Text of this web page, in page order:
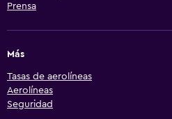
Prensa
Más
Tasas de aerolíneas
Aerolíneas
Seguridad